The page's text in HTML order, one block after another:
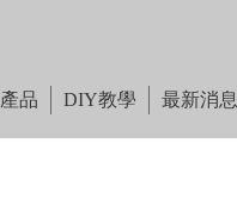
產品 DIY教學 最新消息